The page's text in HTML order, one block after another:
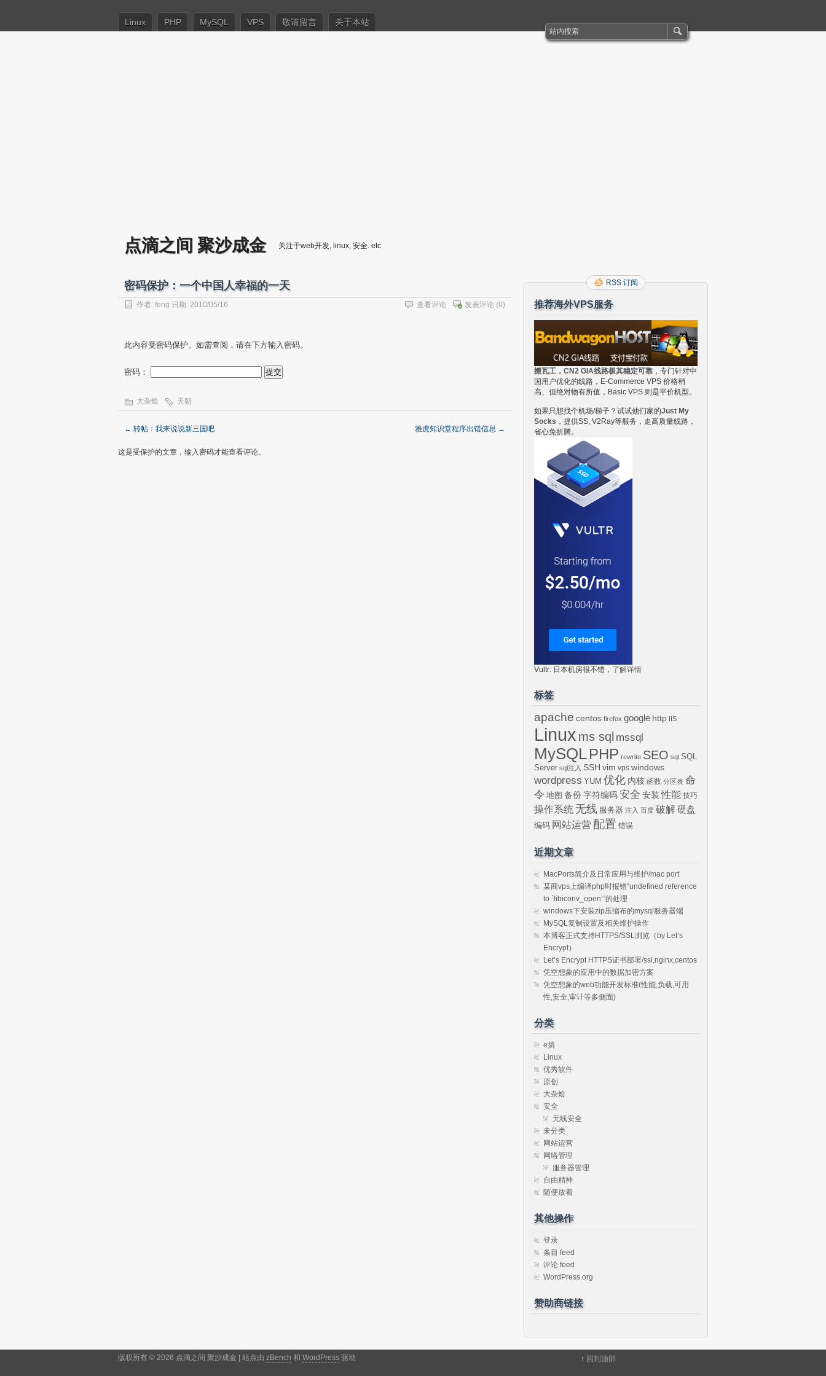
Linux PHP MySQL VPS 敬请留言 关于本站
点滴之间 聚沙成金 关注于web开发, linux, 安全. etc
密码保护：一个中国人幸福的一天
作者: feng 日期: 2010/05/16 发表评论 (0)
查看评论
此内容受密码保护。如需查阅，请在下方输入密码。
密码：
大杂烩 天朝
← 转帖：我来说说新三国吧 雅虎知识堂程序出错信息 →
这是受保护的文章，输入密码才能查看评论。
RSS 订阅
推荐海外VPS服务
搬瓦工，CN2 GIA线路极其稳定可靠 ，专门针对中
国用户优化的线路，E-Commerce VPS 价格稍
高、但绝对物有所值，Basic VPS 则是平价机型。
如果只想找个机场/梯子？试试他们家的Just My
Socks ，提供SS, V2Ray等服务，走高质量线路，
省心免折腾。
Vultr: 日本机房很不错， 了解详情
标签
apache centos firefox google http IIS
Linux ms sql mssql
MySQLPHP rewrite SEO sql SQL
Server sql注入 SSH vim vps windows
wordpress YUM 优化 内核 函数 分区表 命
令 地图 备份 字符编码 安全 安装 性能 技巧
操作系统 无线 服务器 注入 百度 破解硬盘
编码 网站运营 配置 错误
近期文章
MacPorts简介及日常应用与维护/mac port
某商vps上编译php时报错“undefined reference
to `libiconv_open’”的处理
windows下安装zip压缩布的mysql服务器端
MySQL复制设置及相关维护操作
本博客正式支持HTTPS/SSL浏览（by Let’s
Encrypt）
Let’s Encrypt HTTPS证书部署/ssl,nginx,centos
凭空想象的应用中的数据加密方案
凭空想象的web功能开发标准(性能,负载,可用
性,安全,审计等多侧面)
分类
e搞
Linux
优秀软件
原创
大杂烩
安全
无线安全
未分类
网站运营
网络管理
服务器管理
自由精神
随便放着
其他操作
登录
条目 feed
评论 feed
WordPress.org
赞助商链接
版权所有 © 2026 点滴之间 聚沙成金 | 站点由 zBench 和 WordPress 驱动 ↑ 回到顶部